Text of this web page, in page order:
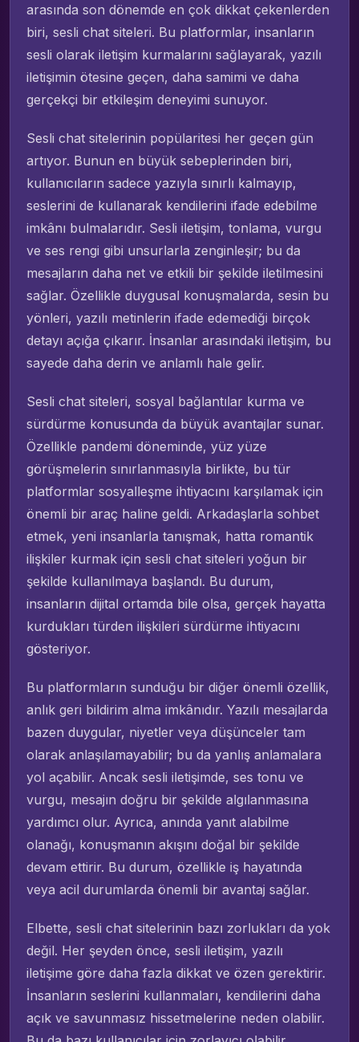
arasında son dönemde en çok dikkat çekenlerden
biri, sesli chat siteleri. Bu platformlar, insanların
sesli olarak iletişim kurmalarını sağlayarak, yazılı
iletişimin ötesine geçen, daha samimi ve daha
gerçekçi bir etkileşim deneyimi sunuyor.
Sesli chat sitelerinin popülaritesi her geçen gün
artıyor. Bunun en büyük sebeplerinden biri,
kullanıcıların sadece yazıyla sınırlı kalmayıp,
seslerini de kullanarak kendilerini ifade edebilme
imkânı bulmalarıdır. Sesli iletişim, tonlama, vurgu
ve ses rengi gibi unsurlarla zenginleşir; bu da
mesajların daha net ve etkili bir şekilde iletilmesini
sağlar. Özellikle duygusal konuşmalarda, sesin bu
yönleri, yazılı metinlerin ifade edemediği birçok
detayı açığa çıkarır. İnsanlar arasındaki iletişim, bu
sayede daha derin ve anlamlı hale gelir.
Sesli chat siteleri, sosyal bağlantılar kurma ve
sürdürme konusunda da büyük avantajlar sunar.
Özellikle pandemi döneminde, yüz yüze
görüşmelerin sınırlanmasıyla birlikte, bu tür
platformlar sosyalleşme ihtiyacını karşılamak için
önemli bir araç haline geldi. Arkadaşlarla sohbet
etmek, yeni insanlarla tanışmak, hatta romantik
ilişkiler kurmak için sesli chat siteleri yoğun bir
şekilde kullanılmaya başlandı. Bu durum,
insanların dijital ortamda bile olsa, gerçek hayatta
kurdukları türden ilişkileri sürdürme ihtiyacını
gösteriyor.
Bu platformların sunduğu bir diğer önemli özellik,
anlık geri bildirim alma imkânıdır. Yazılı mesajlarda
bazen duygular, niyetler veya düşünceler tam
olarak anlaşılamayabilir; bu da yanlış anlamalara
yol açabilir. Ancak sesli iletişimde, ses tonu ve
vurgu, mesajın doğru bir şekilde algılanmasına
yardımcı olur. Ayrıca, anında yanıt alabilme
olanağı, konuşmanın akışını doğal bir şekilde
devam ettirir. Bu durum, özellikle iş hayatında
veya acil durumlarda önemli bir avantaj sağlar.
Elbette, sesli chat sitelerinin bazı zorlukları da yok
değil. Her şeyden önce, sesli iletişim, yazılı
iletişime göre daha fazla dikkat ve özen gerektirir.
İnsanların seslerini kullanmaları, kendilerini daha
açık ve savunmasız hissetmelerine neden olabilir.